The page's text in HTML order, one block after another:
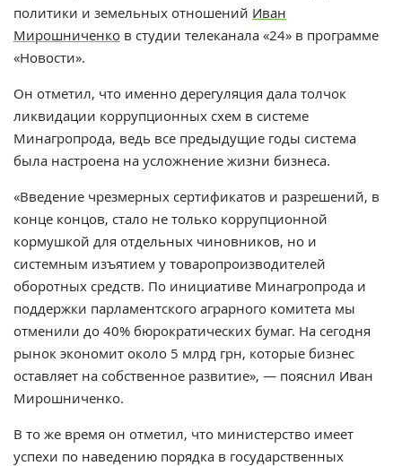
политики и земельных отношений Иван
Мирошниченко в студии телеканала «24» в программе
«Новости».
Он отметил, что именно дерегуляция дала толчок
ликвидации коррупционных схем в системе
Минагропрода, ведь все предыдущие годы система
была настроена на усложнение жизни бизнеса.
«Введение чрезмерных сертификатов и разрешений, в
конце концов, стало не только коррупционной
кормушкой для отдельных чиновников, но и
системным изъятием у товаропроизводителей
оборотных средств. По инициативе Минагропрода и
поддержки парламентского аграрного комитета мы
отменили до 40% бюрократических бумаг. На сегодня
рынок экономит около 5 млрд грн, которые бизнес
оставляет на собственное развитие», — пояснил Иван
Мирошниченко.
В то же время он отметил, что министерство имеет
успехи по наведению порядка в государственных